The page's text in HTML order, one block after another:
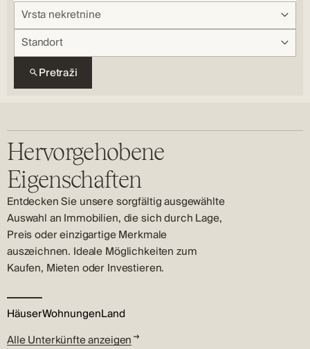
Vrsta nekretnine
Standort
Pretraži
Hervorgehobene
Eigenschaften
Entdecken Sie unsere sorgfältig ausgewählte
Auswahl an Immobilien, die sich durch Lage,
Preis oder einzigartige Merkmale
auszeichnen. Ideale Möglichkeiten zum
Kaufen, Mieten oder Investieren.
HäuserWohnungenLand
Alle Unterkünfte anzeigen